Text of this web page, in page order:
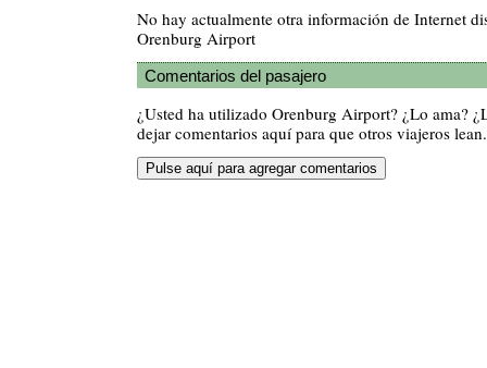
No hay actualmente otra información de Internet
Orenburg Airport
Comentarios del pasajero
¿Usted ha utilizado Orenburg Airport? ¿Lo ama?
dejar comentarios aquí para que otros viajeros lean.